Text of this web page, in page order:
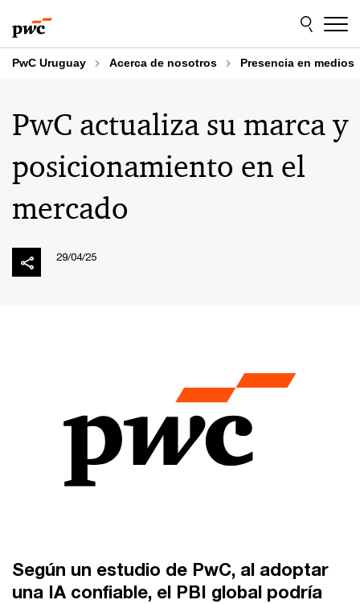
to
content
to
footer
PwC Uruguay Acerca de nosotros Presencia en medios
PwC actualiza su marca y
posicionamiento en el
mercado
29/04/25
Según un estudio de PwC, al adoptar
una IA confiable, el PBI global podría